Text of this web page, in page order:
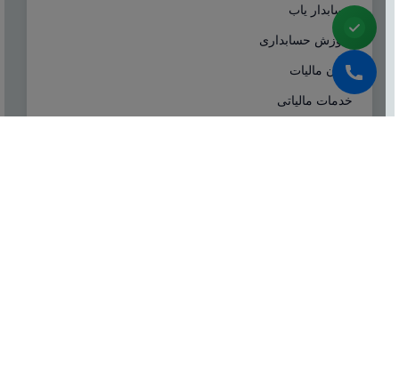
حسابدار یاب
آموزش حسابداری
ایران مالیات
خدمات مالیاتی